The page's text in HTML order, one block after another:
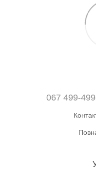
067 499-